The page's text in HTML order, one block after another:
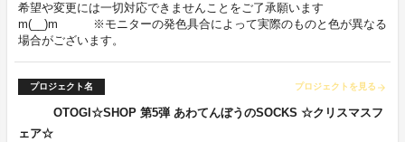
希望や変更には一切対応できませんことをご了承願います
m(__)m ※モニターの発色具合によって実際のものと色が異なる
場合がございます。
プロジェクト名 プロジェクトを見る arrow_forward
OTOGI☆SHOP 第5弾 あわてんぼうのSOCKS ☆クリスマスフ
ェア☆